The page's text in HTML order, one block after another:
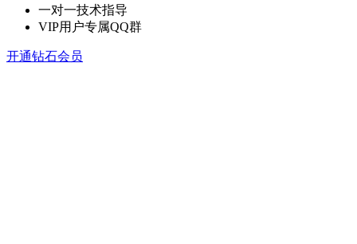
一对一技术指导
VIP用户专属QQ群
开通钻石会员